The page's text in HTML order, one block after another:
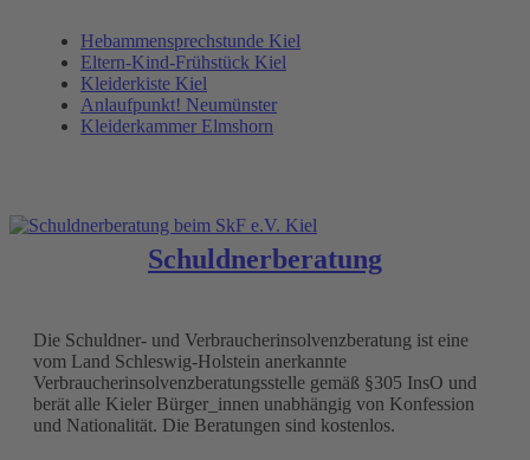
Hebammensprechstunde Kiel
Eltern-Kind-Frühstück Kiel
Kleiderkiste Kiel
Anlaufpunkt! Neumünster
Kleiderkammer Elmshorn
Schuldnerberatung
Die Schuldner- und Verbraucherinsolvenzberatung ist eine
vom Land Schleswig-Holstein anerkannte
Verbraucherinsolvenzberatungsstelle gemäß §305 InsO und
berät alle Kieler Bürger_innen unabhängig von Konfession
und Nationalität. Die Beratungen sind kostenlos.